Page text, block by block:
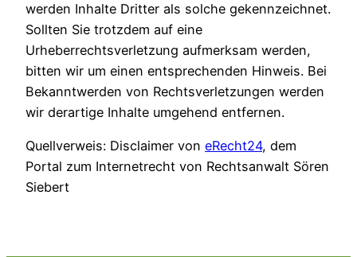
werden Inhalte Dritter als solche gekennzeichnet.
Sollten Sie trotzdem auf eine
Urheberrechtsverletzung aufmerksam werden,
bitten wir um einen entsprechenden Hinweis. Bei
Bekanntwerden von Rechtsverletzungen werden
wir derartige Inhalte umgehend entfernen.
Quellverweis: Disclaimer von eRecht24, dem
Portal zum Internetrecht von Rechtsanwalt Sören
Siebert